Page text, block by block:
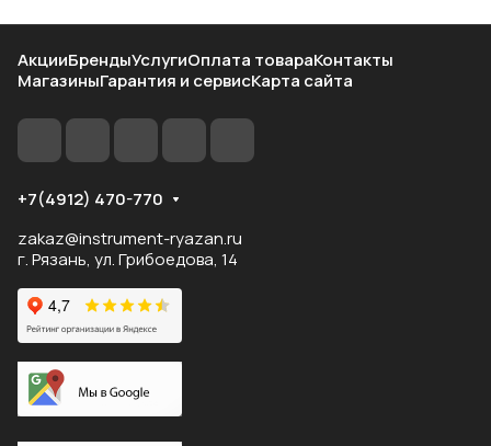
АкцииБрендыУслугиОплата товараКонтакты
МагазиныГарантия и сервисКарта сайта
+7(4912) 470-770
zakaz@instrument-ryazan.ru
г. Рязань, ул. Грибоедова, 14